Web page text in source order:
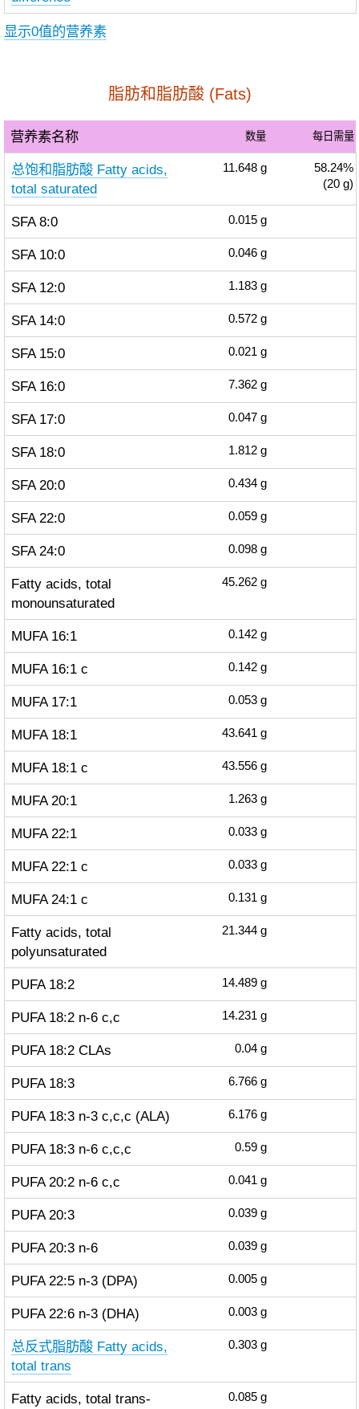
显示0值的营养素
脂肪和脂肪酸 (Fats)
营养素名称 数量 每日需量
总饱和脂肪酸 Fatty acids,
total saturated
11.648 g
58.24%
(20 g)
SFA 8:0 0.015 g
SFA 10:0 0.046 g
SFA 12:0 1.183 g
SFA 14:0 0.572 g
SFA 15:0 0.021 g
SFA 16:0 7.362 g
SFA 17:0 0.047 g
SFA 18:0 1.812 g
SFA 20:0 0.434 g
SFA 22:0 0.059 g
SFA 24:0 0.098 g
Fatty acids, total
monounsaturated
45.262 g
MUFA 16:1 0.142 g
MUFA 16:1 c 0.142 g
MUFA 17:1 0.053 g
MUFA 18:1 43.641 g
MUFA 18:1 c 43.556 g
MUFA 20:1 1.263 g
MUFA 22:1 0.033 g
MUFA 22:1 c 0.033 g
MUFA 24:1 c 0.131 g
Fatty acids, total
polyunsaturated
21.344 g
PUFA 18:2 14.489 g
PUFA 18:2 n-6 c,c 14.231 g
PUFA 18:2 CLAs 0.04 g
PUFA 18:3 6.766 g
PUFA 18:3 n-3 c,c,c (ALA) 6.176 g
PUFA 18:3 n-6 c,c,c 0.59 g
PUFA 20:2 n-6 c,c 0.041 g
PUFA 20:3 0.039 g
PUFA 20:3 n-6 0.039 g
PUFA 22:5 n-3 (DPA) 0.005 g
PUFA 22:6 n-3 (DHA) 0.003 g
总反式脂肪酸 Fatty acids,
total trans
0.303 g
Fatty acids, total trans-
0.085 g